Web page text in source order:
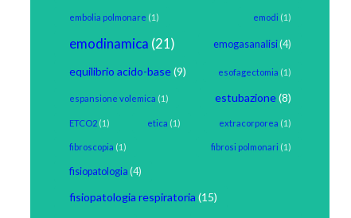
embolia polmonare (1) emodi (1)
emodinamica (21) emogasanalisi(4)
equilibrio acido-base(9) esofagectomia (1)
espansione volemica (1) estubazione(8)
ETCO2 (1) etica (1) extracorporea (1)
fibroscopia (1) fibrosi polmonari (1)
fisiopatologia (4)
fisiopatologia respiratoria (15)